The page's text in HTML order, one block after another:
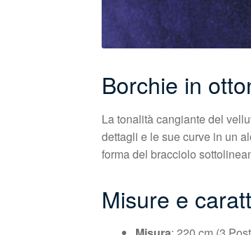
Borchie in
La tonalità cangiante del
dettagli e le sue curve in un
forma del bracciolo
Misure e